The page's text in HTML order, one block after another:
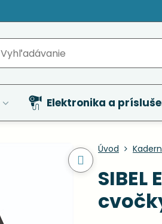
Elektronika a
Úvod